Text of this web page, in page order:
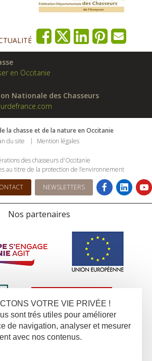
en Occitanie
Nationale des Chasseurs
la chasse et de la nature en Occitanie
du site
Mention légales
des chasseurs d'Occitanie
au titre de la protection de l’environnement
NEWSLETTERS
Nos partenaires
VOTRE VIE PRIVÉE !
sont trés utiles pour améliorer
de navigation, analyser et mesurer
avec nos contenus.